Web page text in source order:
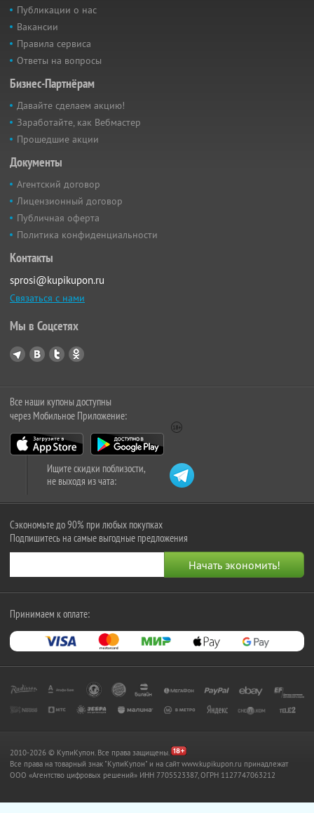
Публикации о нас
Вакансии
Правила сервиса
Ответы на вопросы
Бизнес-Партнёрам
Давайте сделаем акцию!
Заработайте, как Вебмастер
Прошедшие акции
Документы
Агентский договор
Лицензионный договор
Публичная оферта
Политика конфиденциальности
Контакты
sprosi@kupikupon.ru
Связаться с нами
Мы в Соцсетях
Все наши купоны доступны
через Мобильное Приложение:
Ищите скидки поблизости,
не выходя из чата:
Сэкономьте до 90% при любых покупках
Подпишитесь на самые выгодные предложения
Принимаем к оплате:
2010-2026 © КупиКупон. Все права защищены.
Все права на товарный знак "КупиКупон" и на сайт www.kupikupon.ru принадлежат
OOO «Агентство цифровых решений» ИНН 7705523387, ОГРН 1127747063212